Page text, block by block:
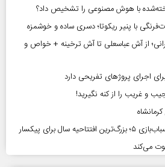
با هوش مصنوعی را تشخیص داد؟
با پنیر ریکوتا؛ دسری ساده و خوشمزه
از آش عباسعلی تا آش ترخینه + خواص و
اجرای پروژهای تفریحی دارد
و غریب را از کنه نگیرید!
برای پیکسار
می‌کند